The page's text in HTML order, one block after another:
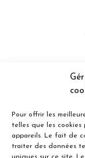
Pour offrir les
telles que les
appareils. Le fait de
traiter des données